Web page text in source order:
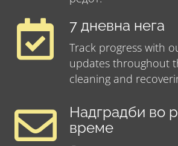
7 дневна нега
Track progress with
updates throughout
cleaning and
Надградби во
време